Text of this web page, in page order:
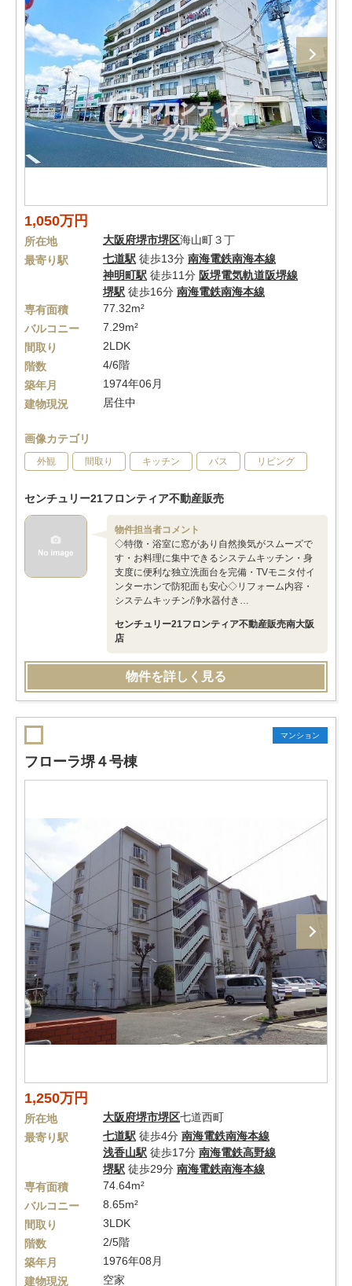
1,050万円
所在地 大阪府堺市堺区海山町３丁
最寄り駅
七道駅 徒歩13分 南海電鉄南海本線
神明町駅 徒歩11分 阪堺電気軌道阪堺線
堺駅 徒歩16分 南海電鉄南海本線
専有面積
77.32m²
バルコニー
7.29m²
間取り
2LDK
階数
4/6階
築年月
1974年06月
建物現況
居住中
画像カテゴリ
外観 間取り キッチン バス リビング
センチュリー21フロンティア不動産販売
物件担当者コメント
◇特徴・浴室に窓があり自然換気がスムーズで
す・お料理に集中できるシステムキッチン・身
支度に便利な独立洗面台を完備・TVモニタ付イ
ンターホンで防犯面も安心◇リフォーム内容・
システムキッチン/浄水器付き…
センチュリー21フロンティア不動産販売南大阪
店
物件を詳しく見る
マンション
フローラ堺４号棟
1,250万円
所在地 大阪府堺市堺区七道西町
最寄り駅
七道駅 徒歩4分 南海電鉄南海本線
浅香山駅 徒歩17分 南海電鉄高野線
堺駅 徒歩29分 南海電鉄南海本線
専有面積
74.64m²
バルコニー
8.65m²
間取り
3LDK
階数
2/5階
築年月
1976年08月
建物現況
空家